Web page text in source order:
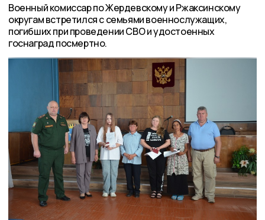
Военный комиссар по Жердевскому и Ржаксинскому
округам встретился с семьями военнослужащих,
погибших при проведении СВО и удостоенных
госнаград посмертно.